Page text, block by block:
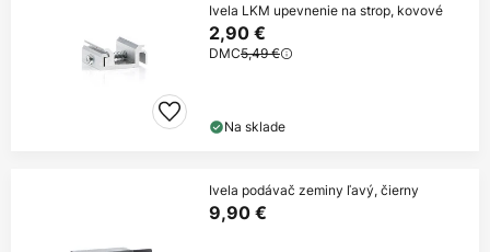
Ivela LKM upevnenie na strop, kovové
2,90 €
DMC5,49 €
Na sklade
Ivela podávač zeminy ľavý, čierny
9,90 €